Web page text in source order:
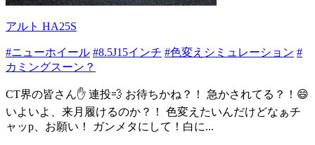
アルト HA25S
#ニューホイール #8.5J15インチ #色変えシミュレーション #
カミングスーン？
CT界の皆さん✋ 連投💨 お待ちかね？！ 急かされてる？！😄
いよいよ、来月履けるのか？！ 色変えたいんだけどなぁチ
ャッp、お願い！ ガンメタにして！白に...